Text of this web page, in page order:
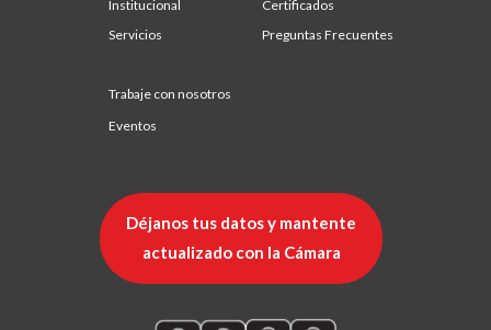
Institucional
Certificados
Servicios
Preguntas Frecuentes
Trabaje con nosotros
Eventos
Déjanos tus datos y mantente
actualizado con la Cámara